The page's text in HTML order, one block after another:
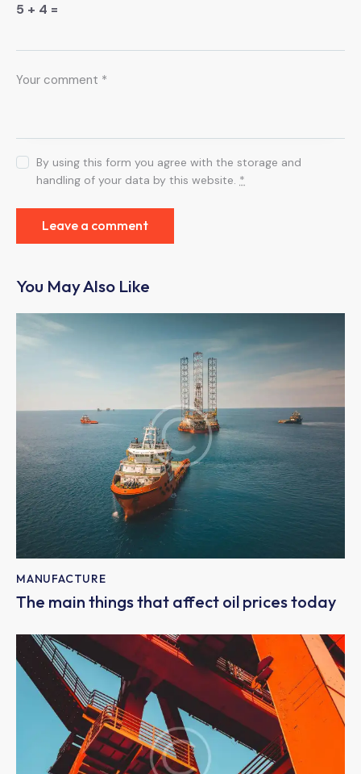
5 + 4 =
By using this form you agree with the storage and
handling of your data by this website. *
You May Also Like
MANUFACTURE
The main things that affect oil prices today